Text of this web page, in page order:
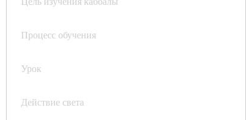
Процесс обучения
Урок
Действие света